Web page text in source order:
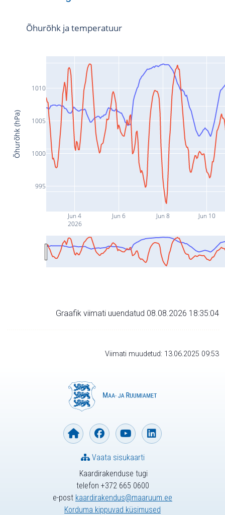
Jun 4
2026
Jun 6 Jun 8 Jun 10
995
1000
1005
1010
Õhurõhk ja temperatuur
Õhurõhk (hPa)
Graafik viimati uuendatud 08.08.2026 18:35:04
Viimati muudetud: 13.06.2025 09:53
Kaardirakenduse tugi
telefon +372 665 0600
e-post kaardirakendus@maaruum.ee
Korduma kippuvad küsimused
Vaata sisukaarti